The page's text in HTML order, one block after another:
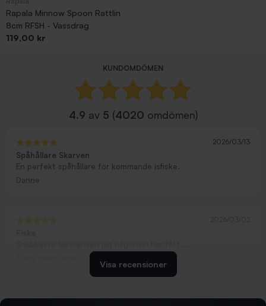
Rapala Minnow Spoon Rattlin
8cm RFSH - Vassdrag
Pris
119,00 kr
KUNDOMDÖMEN
4.9 av 5 (4020 omdömen)
2026/03/13
Spåhållare Skarven
En perfekt spåhållare för kommande isfiske.
Danne
2026/02/19
Visa recensioner